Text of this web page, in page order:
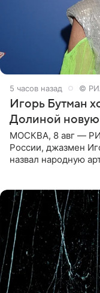
5 часов назад ©
Игорь Бутман
Долиной
МОСКВА, 8 авг —
России, джазмен
назвал народную